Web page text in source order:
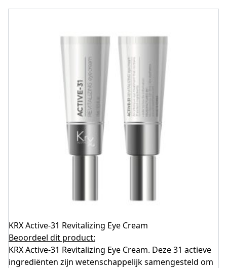
KRX Active-31 Revitalizing Eye Cream
Beoordeel dit product:
KRX Active-31 Revitalizing Eye Cream. Deze 31 actieve
ingrediënten zijn wetenschappelijk samengesteld om